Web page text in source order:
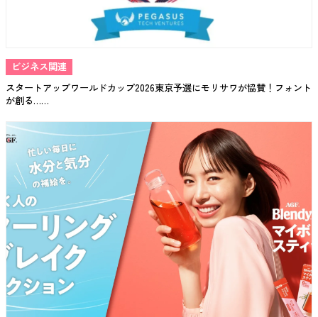
ビジネス関連
スタートアップワールドカップ2026東京予選にモリサワが協賛！フォント
が創る……